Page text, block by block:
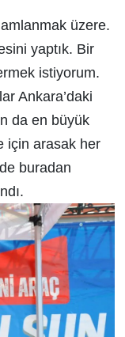
üzere.
yaptık. Bir
istiyorum.
Ankara’daki
da en büyük
için arasak her
buradan